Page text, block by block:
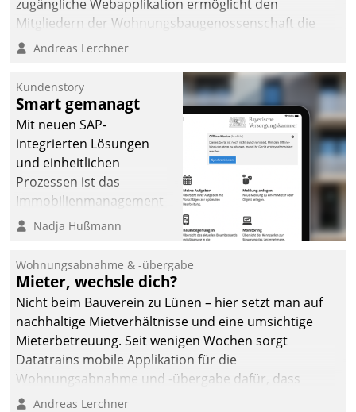
zugängliche Webapplikation ermöglicht den
Mitgliedern der Wohnungs­bau­genossenschaft die
Kontaktaufnahme per Smartphone, Tablet oder PC.
Andreas Lerchner
Kundenstory
Smart gemanagt
Mit neuen SAP-
integrierten Lösungen
und einheitlichen
Prozessen ist das
Immobilienmanagement
der Bayerischen
Ressort Kapitalanlage für
künftige Aufgaben und
Herausforderungen
gerüstet.
Nadja Hußmann
Wohnungsabnahme & -übergabe
Mieter, wechsle dich?
Nicht beim Bauverein zu Lünen – hier setzt man auf
nachhaltige Mietverhältnisse und eine umsichtige
Mieterbetreuung. Seit wenigen Wochen sorgt
Datatrains mobile Applikation für die
Wohnungsabnahme und -übergabe dafür, dass
Mieter wohlgeordnet kommen und, so es sein muss,
Andreas Lerchner